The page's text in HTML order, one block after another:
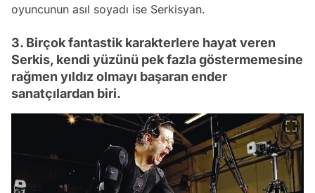
oyuncunun asıl soyadı ise Serkisyan.
3. Birçok fantastik karakterlere hayat veren
Serkis, kendi yüzünü pek fazla göstermemesine
rağmen yıldız olmayı başaran ender
sanatçılardan biri.